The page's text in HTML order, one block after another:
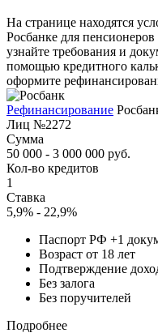
На странице находятся
Росбанке для
узнайте требования и
помощью кредитного
оформите
Рефинансирование
Лиц №2272
Сумма
50 000 - 3 000 000 руб.
Кол-во кредитов
1
Ставка
5,9% - 22,9%
Паспорт РФ +1
Возраст от 18 лет
Подтверждение
Без залога
Без поручителей
Подробнее